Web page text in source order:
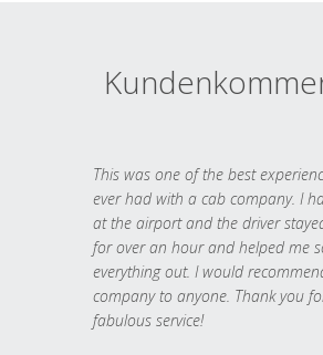
This was one of the best
ever had with a cab company. I
at the airport and the driver
for over an hour and helped me
everything out. I would
company to anyone. Thank you
fabulous service!